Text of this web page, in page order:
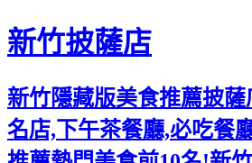
新竹披薩店
新竹隱藏版美食推薦披
名店,下午茶餐廳,必吃餐